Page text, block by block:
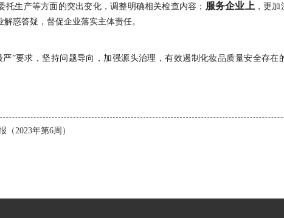
托生产等方面的突出变化，调整明确相关检查内容； 服务企业上，更加
惑答疑，督促企业落实主体责任。
最严”要求，坚持问题导向，加强源头治理，有效遏制化妆品质量安全存
（2023年第6周）